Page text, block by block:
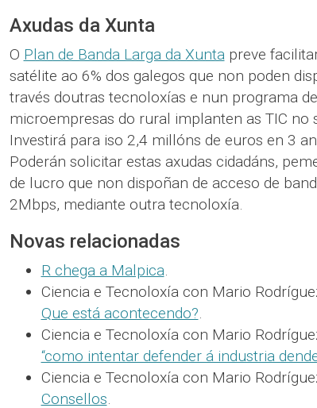
Axudas da Xunta
O Plan de Banda Larga da Xunta preve
satélite ao 6% dos galegos que non poden
través doutras tecnoloxías e nun programa
microempresas do rural implanten as TIC no
Investirá para iso 2,4 millóns de euros en 3
Poderán solicitar estas axudas cidadáns,
de lucro que non dispoñan de acceso de
2Mbps, mediante outra tecnoloxía.
Novas relacionadas
R chega a Malpica
Ciencia e Tecnoloxía con Mario
Que está acontecendo?
Ciencia e Tecnoloxía con Mario
“como intentar defender á industria
Ciencia e Tecnoloxía con Mario
Consellos